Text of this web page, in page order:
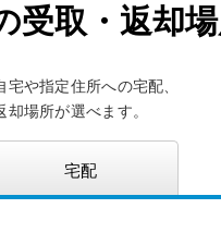
受取・返却
や指定住所への宅配、
場所が選べます。
宅配